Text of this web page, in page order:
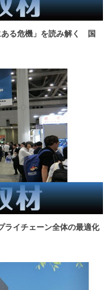
ある危機」を読み解く 国
ライチェーン全体の最適化